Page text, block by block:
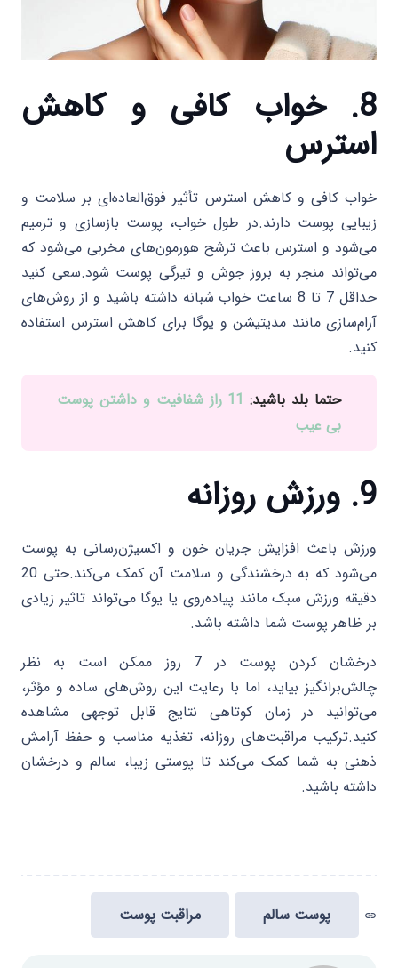
8. خواب کافی و کاهش
استرس
خواب کافی و کاهش استرس تأثیر فوق‌العاده‌ای بر سلامت و
زیبایی پوست دارند.در طول خواب، پوست بازسازی و ترمیم
می‌شود و استرس باعث ترشح هورمون‌های مخربی می‌شود که
می‌تواند منجر به بروز جوش و تیرگی پوست شود.سعی کنید
حداقل 7 تا 8 ساعت خواب شبانه داشته باشید و از روش‌های
آرام‌سازی مانند مدیتیشن و یوگا برای کاهش استرس استفاده
کنید.
حتما بلد باشید:
11 راز شفافیت و داشتن پوست
بی عیب
9. ورزش روزانه
ورزش باعث افزایش جریان خون و اکسیژن‌رسانی به پوست
می‌شود که به درخشندگی و سلامت آن کمک می‌کند.حتی 20
دقیقه ورزش سبک مانند پیاده‌روی یا یوگا می‌تواند تاثیر زیادی
بر ظاهر پوست شما داشته باشد.
درخشان کردن پوست در 7 روز ممکن است به نظر
چالش‌برانگیز بیاید، اما با رعایت این روش‌های ساده و مؤثر،
می‌توانید در زمان کوتاهی نتایج قابل توجهی مشاهده
کنید.ترکیب مراقبت‌های روزانه، تغذیه مناسب و حفظ آرامش
ذهنی به شما کمک می‌کند تا پوستی زیبا، سالم و درخشان
داشته باشید.
link پوست سالم مراقبت پوست